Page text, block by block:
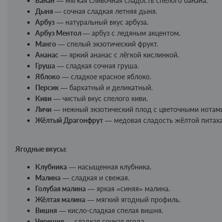
Дыня— сочная сладкая летняя дыня.
Арбуз — натуральный вкус арбуза.
Арбуз Ментол— арбуз с ледяным акцентом.
Манго — спелый экзотический фрукт.
Ананас — яркий ананас с лёгкой кислинкой.
Груша — сладкая сочная груша.
Яблоко — сладкое красное яблоко.
Персик — бархатный и деликатный.
Киви — чистый вкус спелого киви.
Личи — нежный экзотический плод с цветочными
Жёлтый Драгонфрут — медовая сладость жёлтой
Ягодные вкусы:
Клубника — насыщенная клубника.
Малина — сладкая и свежая.
Голубая малина — яркая «синяя» малина.
Жёлтая малина — мягкий ягодный профиль.
Вишня — кисло-сладкая спелая вишня.